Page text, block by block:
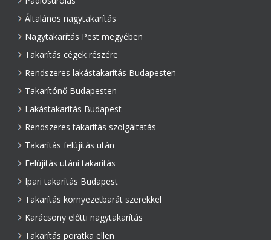
Általános nagytakarítás
Nagytakarítás Pest megyében
Takarítás cégek részére
Rendszeres lakástakarítás Budapesten
Takarítónő Budapesten
Lakástakarítás Budapest
Rendszeres takarítás szolgáltatás
Takarítás felújítás után
Felújítás utáni takarítás
Ipari takarítás Budapest
Takarítás környezetbarát szerekkel
Karácsony előtti nagytakarítás
Takarítás poratka ellen